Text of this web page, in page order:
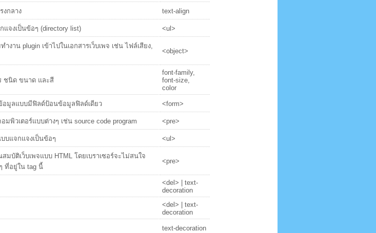
งกลาง text-align
แจงเป็นข้อๆ (directory list) <ul>
งาน plugin เข้าไปในเอกสารเว็บเพจ เช่น ไฟล์เสียง,
<object>
ชนิด ขนาด และสี
font-family,
font-size,
color
อมูลแบบมีฟิลด์ป้อนข้อมูลฟิลด์เดียว <form>
พิวเตอร์แบบต่างๆ เช่น source code program <pre>
บแจกแจงเป็นข้อๆ <ul>
มบัติเว็บเพจแบบ HTML โดยเบราเซอร์จะไม่สนใจ
ที่อยู่ใน tag นี้
<pre>
<del> | text-
decoration
<del> | text-
decoration
text-decoration